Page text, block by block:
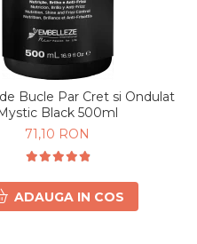
Bucle Par Cret si Ondulat
Black 500ml
71,10 RON
ADAUGA IN COS